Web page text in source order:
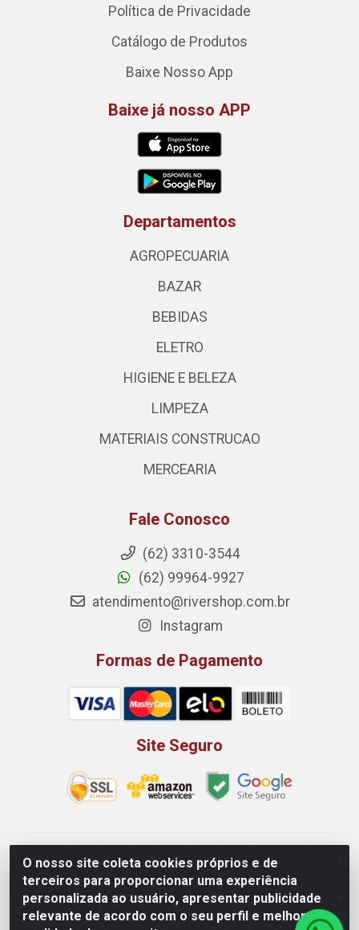
O nosso site coleta cookies próprios e de
terceiros para proporcionar uma experiência
personalizada ao usuário, apresentar publicidade
relevante de acordo com o seu perfil e melhorar a
Política de Privacidade
Catálogo de Produtos
Baixe Nosso App
Baixe já nosso APP
Departamentos
AGROPECUARIA
BAZAR
BEBIDAS
ELETRO
HIGIENE E BELEZA
LIMPEZA
MATERIAIS CONSTRUCAO
MERCEARIA
Fale Conosco
(62) 3310-3544
(62) 99964-9927
atendimento@rivershop.com.br
Instagram
Formas de Pagamento
Site Seguro
Rio Vermelho Distribuição de Alimentos LTDA - Rodovia
BR, 153, KM 52 N 00 QD 00 LT 16 - Bairro Jardim
Eldorado, Anápolis/GO - CEP 75.045-190 - CNPJ
10.912.900/0002-40